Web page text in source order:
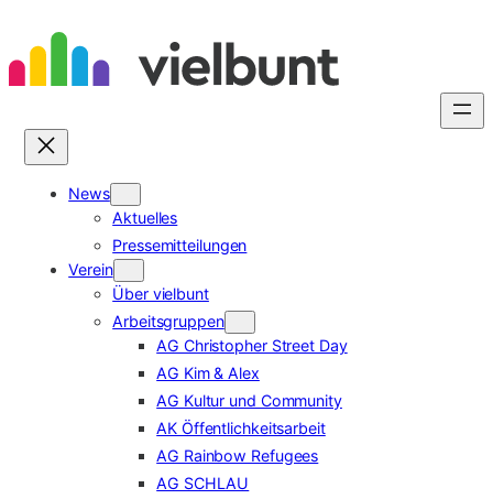
Inhalt
springen
News
Aktuelles
Pressemitteilungen
Verein
Über vielbunt
Arbeitsgruppen
AG Christopher Street Day
AG Kim & Alex
AG Kultur und Community
AK Öffentlichkeitsarbeit
AG Rainbow Refugees
AG SCHLAU